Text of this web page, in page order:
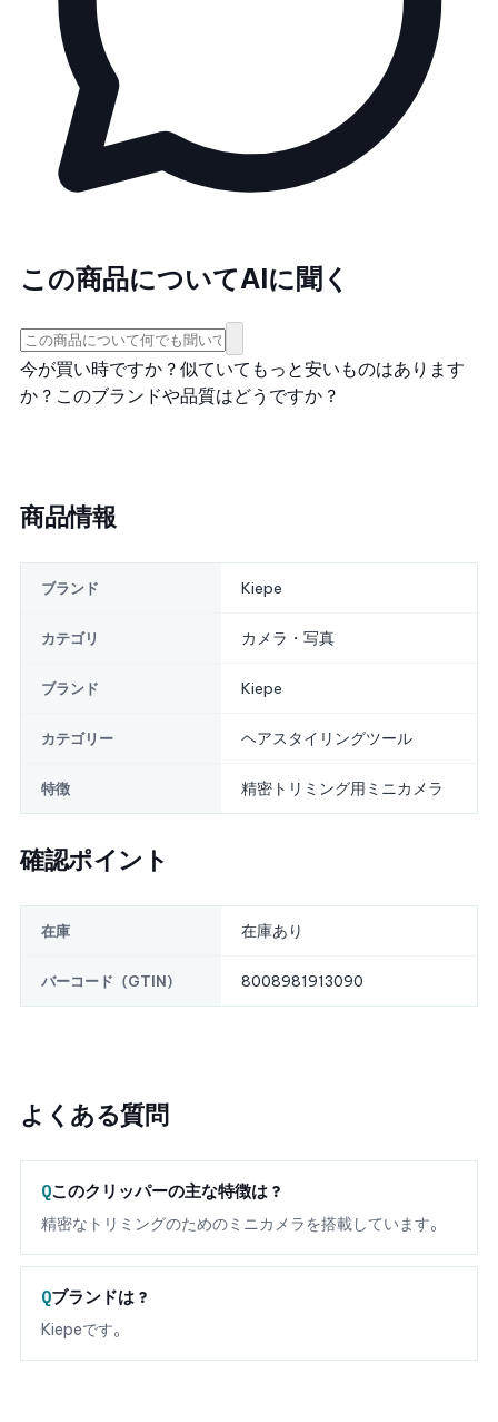
この商品についてAIに聞く
今が買い時ですか？ 似ていてもっと安いものはあります
か？ このブランドや品質はどうですか？
商品情報
ブランド Kiepe
カテゴリ カメラ・写真
ブランド Kiepe
カテゴリー ヘアスタイリングツール
特徴 精密トリミング用ミニカメラ
確認ポイント
在庫 在庫あり
バーコード（GTIN） 8008981913090
よくある質問
このクリッパーの主な特徴は？
精密なトリミングのためのミニカメラを搭載しています。
ブランドは？
Kiepeです。